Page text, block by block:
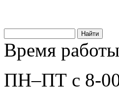
Время работы
ПН–ПТ с 8-